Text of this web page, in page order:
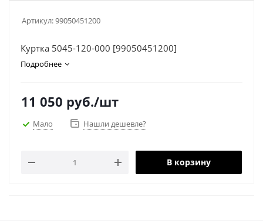
Артикул:99050451200
Куртка 5045-120-000 [99050451200]
Подробнее
11 050 руб./шт
Мало Нашли дешевле?
В корзину